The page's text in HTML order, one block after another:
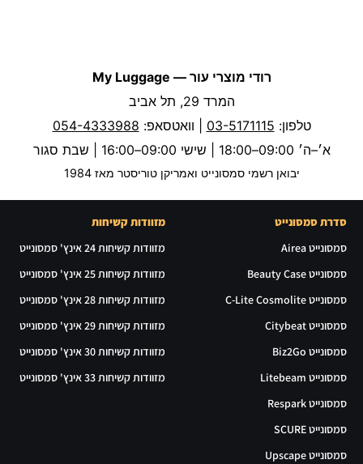
רודי מוצרי עור — My Luggage
המרד 29, תל אביב
טלפון: 03-5171115 | וואטסאפ: 054-4333988
א׳–ה׳ 09:00–18:00 | שישי 09:00–16:00 | שבת סגור
יבואן רשמי סמסונייט ואמריקן טוריסטר מאז 1984
סדרת סמסונייט
סמסונייט Airea
סמסונייט Beauty Case
סמסונייט C-Lite Cosmolite
סמסונייט Citybeat
סמסונייט Biz2Go
סמסונייט Litebeam
סמסונייט Respark
סמסונייט SCURE
סמסונייט Upscape
מזוודות קשיחות
מזוודות קשיחות 24 אינץ' סמסונייט
מזוודות קשיחות 25 אינץ' סמסונייט
מזוודות קשיחות 28 אינץ' סמסונייט
מזוודות קשיחות 29 אינץ' סמסונייט
מזוודות קשיחות 30 אינץ' סמסונייט
מזוודות קשיחות 33 אינץ' סמסונייט